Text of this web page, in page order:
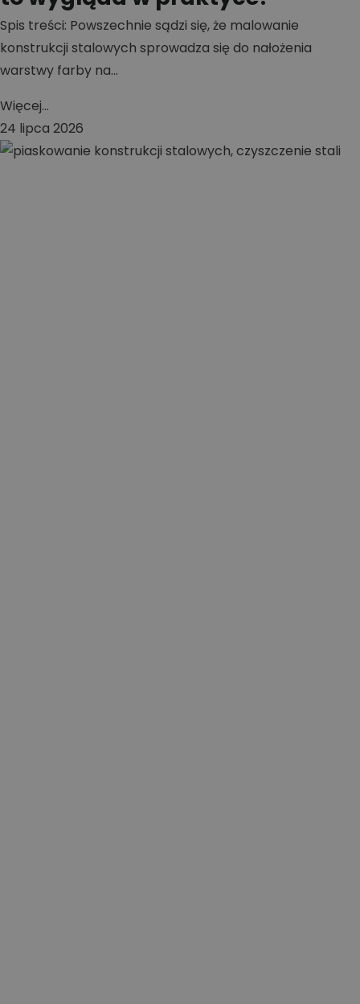
Spis treści: Powszechnie sądzi się, że malowanie
konstrukcji stalowych sprowadza się do nałożenia
warstwy farby na...
Więcej...
24 lipca 2026